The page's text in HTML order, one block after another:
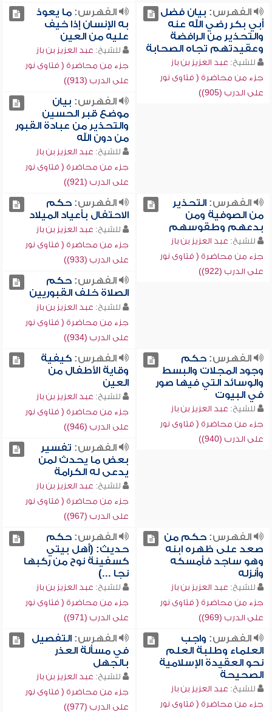
الفهرس: بيان فضل
أبي بكر رضي الله عنه
والتحذير من الرافضة
وعقيدتهم تجاه الصحابة
للشيخ: عبد العزيز بن باز
جزء من محاضرة ( فتاوى نور
على الدرب (905))
الفهرس:ما يعوذ
به الإنسان إذا خيف
عليه من العين
للشيخ: عبد العزيز بن باز
جزء من محاضرة ( فتاوى نور
على الدرب (913))
الفهرس: بيان
موضع قبر الحسين
والتحذير من عبادة القبور
من دون الله
للشيخ: عبد العزيز بن باز
جزء من محاضرة ( فتاوى نور
على الدرب (921))
الفهرس:التحذير
من الصوفية ومن
بدعهم وطقوسهم
للشيخ: عبد العزيز بن باز
جزء من محاضرة ( فتاوى نور
على الدرب (922))
الفهرس:حكم
الاحتفال بأعياد الميلاد
للشيخ: عبد العزيز بن باز
جزء من محاضرة ( فتاوى نور
على الدرب (933))
الفهرس:حكم
الصلاة خلف القبوريين
للشيخ: عبد العزيز بن باز
جزء من محاضرة ( فتاوى نور
على الدرب (934))
الفهرس:حكم
وجود المجلات والبسط
والوسائد التي فيها صور
في البيوت
للشيخ: عبد العزيز بن باز
جزء من محاضرة ( فتاوى نور
على الدرب (940))
الفهرس:كيفية
وقاية الأطفال من
العين
للشيخ: عبد العزيز بن باز
جزء من محاضرة ( فتاوى نور
على الدرب (946))
الفهرس: تفسير
بعض ما يحدث لمن
يدعى له الكرامة
للشيخ: عبد العزيز بن باز
جزء من محاضرة ( فتاوى نور
على الدرب (967))
الفهرس:حكم من
صعد على ظهره ابنه
وهو ساجد فأمسكه
وأنزله
للشيخ: عبد العزيز بن باز
جزء من محاضرة ( فتاوى نور
على الدرب (969))
الفهرس:حكم
حديث: (أهل بيتي
كسفينة نوح من ركبها
نجا ...)
للشيخ: عبد العزيز بن باز
جزء من محاضرة ( فتاوى نور
على الدرب (971))
الفهرس: واجب
العلماء وطلبة العلم
نحو العقيدة الإسلامية
الصحيحة
للشيخ: عبد العزيز بن باز
جزء من محاضرة ( فتاوى نور
الفهرس:التفصيل
في مسألة العذر
بالجهل
للشيخ: عبد العزيز بن باز
جزء من محاضرة ( فتاوى نور
على الدرب (977))